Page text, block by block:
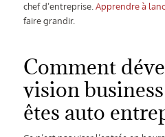
chef d’entreprise. Apprendre à
faire grandir.
Comment
vision
êtes auto